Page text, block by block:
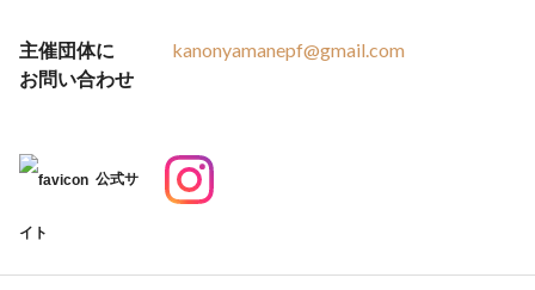
主催団体に
お問い合わせ
kanonyamanepf@gmail.com
公式サ
イト